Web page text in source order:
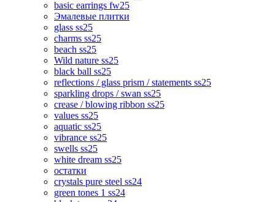
basic earrings fw25
Эмалевые плитки
glass ss25
charms ss25
beach ss25
Wild nature ss25
black ball ss25
reflections / glass prism / statements ss25
sparkling drops / swan ss25
crease / blowing ribbon ss25
values ss25
aquatic ss25
vibrance ss25
swells ss25
white dream ss25
остатки
crystals pure steel ss24
green tones 1 ss24